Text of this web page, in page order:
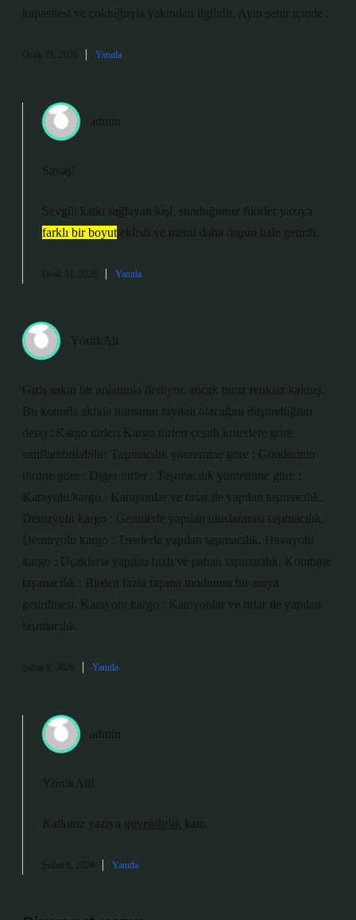
kapasitesi ve çokluğuyla yakından ilgilidir. Aynı şehir içinde .
Ocak 31, 2026 Yanıtla
admin
Savaş!
Sevgili katkı sağlayan kişi, sunduğunuz fikirler yazıya
farklı bir boyut ekledi ve metni daha özgün hale getirdi.
Ocak 31, 2026 Yanıtla
YörükAli
Giriş sakin bir anlatımla ilerliyor, ancak biraz renksiz kalmış.
Bu konuda akılda tutmanın faydalı olacağını düşündüğüm
detay: Kargo türleri Kargo türleri çeşitli kriterlere göre
sınıflandırılabilir: Taşımacılık yöntemine göre : Gönderinin
türüne göre : Diğer türler : Taşımacılık yöntemine göre :
Karayolu kargo : Kamyonlar ve tırlar ile yapılan taşımacılık.
Denizyolu kargo : Gemilerle yapılan uluslararası taşımacılık.
Demiryolu kargo : Trenlerle yapılan taşımacılık. Havayolu
kargo : Uçaklarla yapılan hızlı ve pahalı taşımacılık. Kombine
taşımacılık : Birden fazla taşıma modunun bir araya
getirilmesi. Karayolu kargo : Kamyonlar ve tırlar ile yapılan
taşımacılık.
Şubat 8, 2026 Yanıtla
admin
YörükAli!
Katkınız yazıya güvenilirlik kattı.
Şubat 8, 2026 Yanıtla